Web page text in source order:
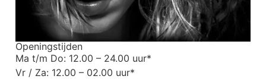
Openingstijden
Ma t/m Do: 12.00 – 24.00 uur*
Vr / Za: 12.00 – 02.00 uur*